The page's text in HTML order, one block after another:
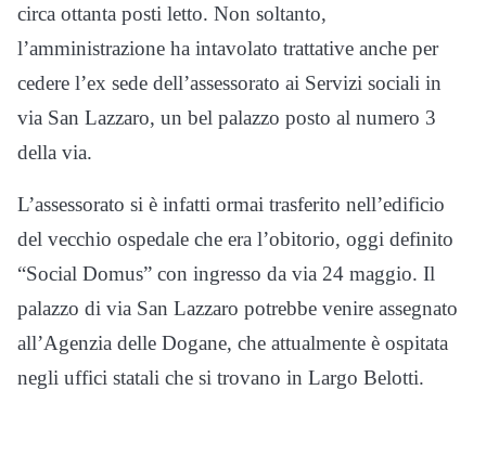
circa ottanta posti letto. Non soltanto,
l’amministrazione ha intavolato trattative anche per
cedere l’ex sede dell’assessorato ai Servizi sociali in
via San Lazzaro, un bel palazzo posto al numero 3
della via.
L’assessorato si è infatti ormai trasferito nell’edificio
del vecchio ospedale che era l’obitorio, oggi definito
“Social Domus” con ingresso da via 24 maggio. Il
palazzo di via San Lazzaro potrebbe venire assegnato
all’Agenzia delle Dogane, che attualmente è ospitata
negli uffici statali che si trovano in Largo Belotti.